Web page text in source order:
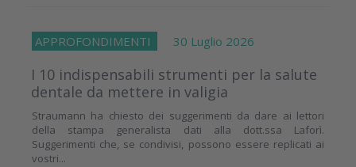
APPROFONDIMENTI 30 Luglio 2026
I 10 indispensabili strumenti per la salute
dentale da mettere in valigia
Straumann ha chiesto dei suggerimenti da dare ai lettori
della stampa generalista dati alla dott.ssa Laforì.
Suggerimenti che, se condivisi, possono essere replicati ai
vostri...